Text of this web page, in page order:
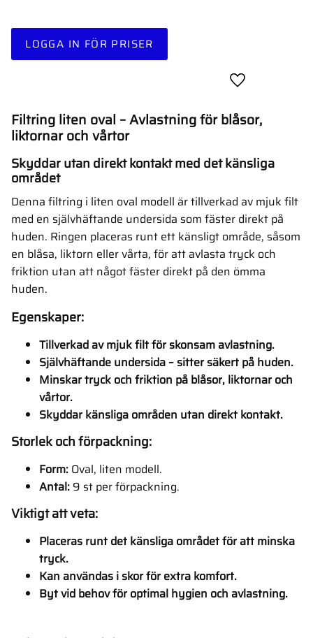
LOGGA IN FÖR PRISER
Lägg till i
Filtring liten oval – Avlastning för blåsor,
liktornar och vårtor
Skyddar utan direkt kontakt med det känsliga
området
Denna filtring i liten oval modell är tillverkad av mjuk filt
med en självhäftande undersida som fäster direkt på
huden. Ringen placeras runt ett känsligt område, såsom
en blåsa, liktorn eller vårta, för att avlasta tryck och
friktion utan att något fäster direkt på den ömma
huden.
Egenskaper:
Tillverkad av mjuk filt för skonsam avlastning.
Självhäftande undersida – sitter säkert på huden.
Minskar tryck och friktion på blåsor, liktornar och
vårtor.
Skyddar känsliga områden utan direkt kontakt.
Storlek och förpackning:
Form: Oval, liten modell.
Antal: 9 st per förpackning.
Viktigt att veta:
Placeras runt det känsliga området för att minska
tryck.
Kan användas i skor för extra komfort.
Byt vid behov för optimal hygien och avlastning.